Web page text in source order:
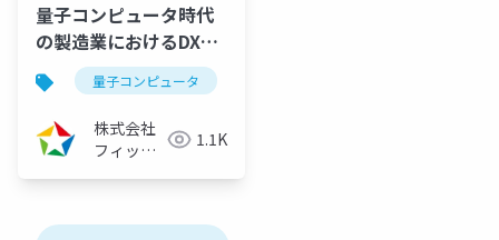
量子コンピュータ時代
の製造業におけるDXセ
ミナー ～生産工程効率
化に向けた新たなご提
案～（2021/10/14）
量子コンピュータ
株式会社
フィック
1.1K